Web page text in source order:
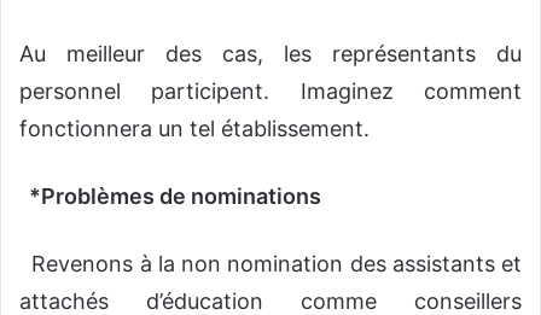
Au meilleur des cas, les représentants du
personnel participent. Imaginez comment
fonctionnera un tel établissement.
*Problèmes de nominations
Revenons à la non nomination des assistants et
attachés d’éducation comme conseillers